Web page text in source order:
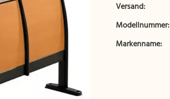
Versand:
Modellnummer:
Markenname: